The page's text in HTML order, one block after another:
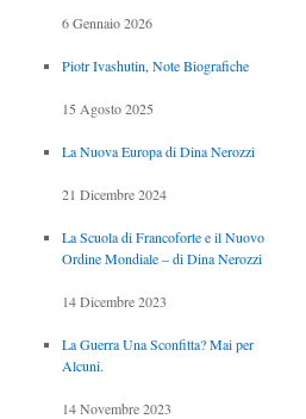
6 Gennaio 2026
Piotr Ivashutin, Note Biografiche
15 Agosto 2025
La Nuova Europa di Dina Nerozzi
21 Dicembre 2024
La Scuola di Francoforte e il Nuovo
Ordine Mondiale – di Dina Nerozzi
14 Dicembre 2023
La Guerra Una Sconfitta? Mai per
Alcuni.
14 Novembre 2023